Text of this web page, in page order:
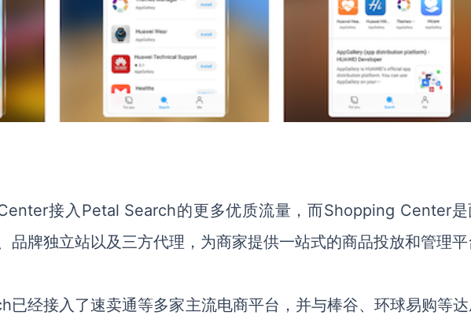
接入 Petal Search的更多优质流量，而Shopping Center是
品牌独立站以及三方代理，为商家提供一站式的商品投放和管理
已经接入了速卖通等多家主流电商平台，并与棒谷、环球易购等